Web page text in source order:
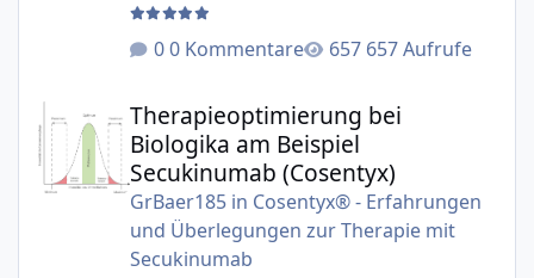
0 Kommentare
657 Aufrufe
Therapieoptimierung bei Biologika am Beispiel
Therapieoptimierung bei
Biologika am Beispiel
Secukinumab (Cosentyx)
GrBaer185in Cosentyx® - Erfahrungen
und Überlegungen zur Therapie mit
Secukinumab